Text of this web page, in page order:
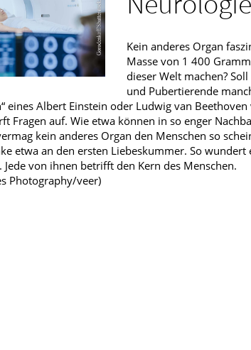
Kein anderes Organ
Masse von 1 400
dieser Welt machen?
und Pubertierende
eines Albert Einstein oder Ludwig van
Fragen auf. Wie etwa können in so enger
kein anderes Organ den Menschen so
etwa an den ersten Liebeskummer. So
von ihnen betrifft den Kern des Menschen.
Photography/veer)